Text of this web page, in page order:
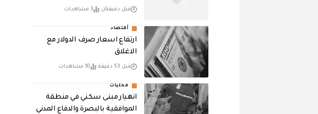
قبل دقيقتان 3 مشاهدات
أقتصاد
ارتفاع اسعار صرف الدولار مع
الاغلاق
قبل 53 دقيقة 10 مشاهدات
محليات
انهيار مبنى سكني في منطقة
الموافقية بالبصرة والدفاع المدني